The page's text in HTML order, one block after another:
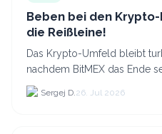
Beben bei den
die Reißleine!
Das Krypto-Umfeld bleibt
nachdem BitMEX das Ende
September 2026 bekannt
nächste gr...
Sergej D.26. Jul 2026